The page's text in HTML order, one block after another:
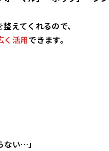
えてくれるので、
く活用できます。
ない…」